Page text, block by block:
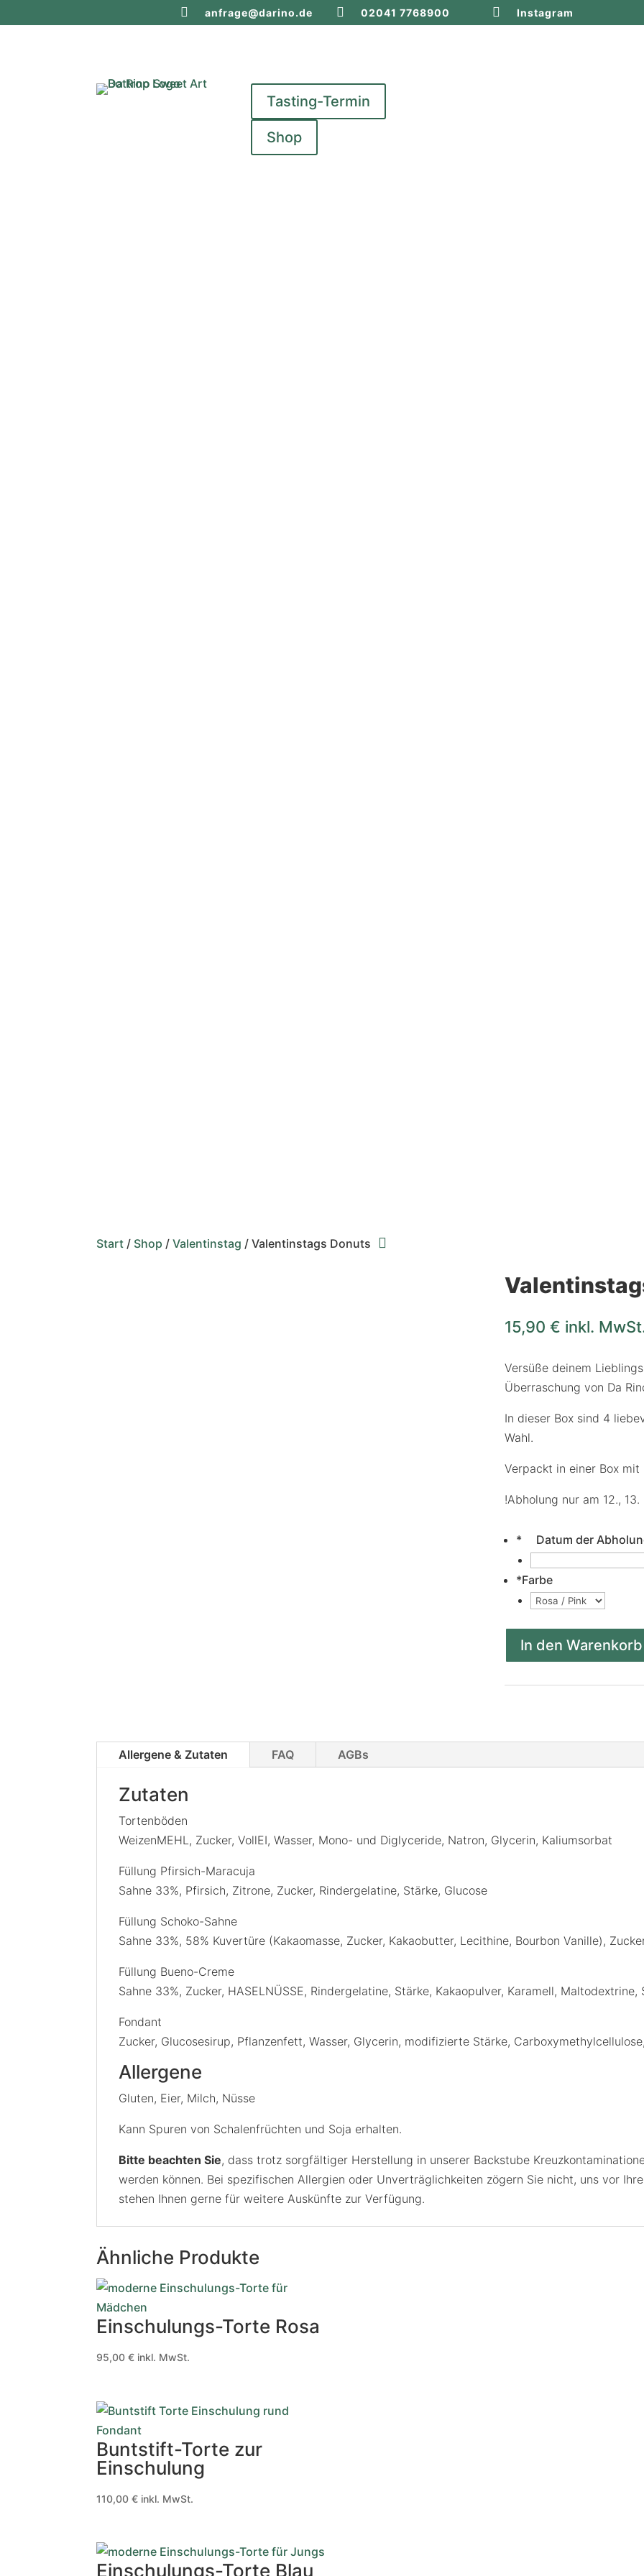
 anfrage@darino.de  02041 7768900  Instagram
Tasting-Termin
Shop
Start / Shop /Valentinstag / Valentinstags Donuts 
15,90 € inkl.
Versüße deinem
Überraschung von Da
In dieser Box sind 4
Wahl.
Verpackt in einer Box
!Abholung nur am 12.,
* Datum der
*Farbe
In den Warenkorb
Allergene & Zutaten FAQ AGBs
Zutaten
Tortenböden
WeizenMEHL, Zucker, VollEI, Wasser, Mono- und Diglyceride, Natron, Glycerin, Kaliumsorbat
Füllung Pfirsich-Maracuja
Sahne 33%, Pfirsich, Zitrone, Zucker, Rindergelatine, Stärke, Glucose
Füllung Schoko-Sahne
Sahne 33%, 58% Kuvertüre (Kakaomasse, Zucker, Kakaobutter, Lecithine, Bourbon Vanille),
Füllung Bueno-Creme
Sahne 33%, Zucker, HASELNÜSSE, Rindergelatine, Stärke, Kakaopulver, Karamell, Maltodextrine,
Fondant
Zucker, Glucosesirup, Pflanzenfett, Wasser, Glycerin, modifizierte Stärke,
Allergene
Gluten, Eier, Milch, Nüsse
Kann Spuren von Schalenfrüchten und Soja erhalten.
Bitte beachten Sie, dass trotz sorgfältiger Herstellung in unserer Backstube
werden können. Bei spezifischen Allergien oder Unverträglichkeiten zögern Sie nicht, uns vor
stehen Ihnen gerne für weitere Auskünfte zur Verfügung.
Ähnliche Produkte
Einschulungs-Torte Rosa
95,00€ inkl. MwSt.
Buntstift-Torte zur
Einschulung
110,00€ inkl. MwSt.
Einschulungs-Torte Blau